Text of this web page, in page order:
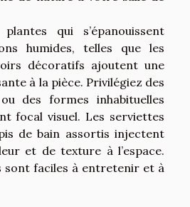
qui s’épanouissent
humides, telles que les
décoratifs ajoutent une
à la pièce. Privilégiez des
des formes inhabituelles
focal visuel. Les serviettes
de bain assortis injectent
et de texture à l’espace.
sont faciles à entretenir et à